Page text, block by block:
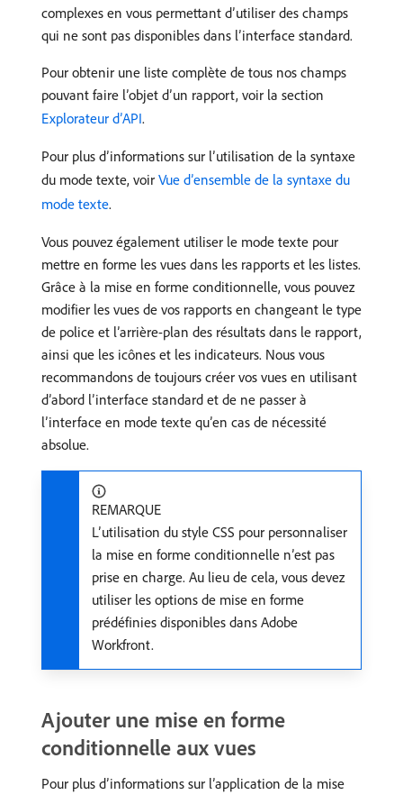
complexes en vous permettant d’utiliser des champs
qui ne sont pas disponibles dans l’interface standard.
Pour obtenir une liste complète de tous nos champs
pouvant faire l’objet d’un rapport, voir la section
Explorateur d’API.
Pour plus d’informations sur l’utilisation de la syntaxe
du mode texte, voir Vue d’ensemble de la syntaxe du
mode texte.
Vous pouvez également utiliser le mode texte pour
mettre en forme les vues dans les rapports et les listes.
Grâce à la mise en forme conditionnelle, vous pouvez
modifier les vues de vos rapports en changeant le type
de police et l’arrière-plan des résultats dans le rapport,
ainsi que les icônes et les indicateurs. Nous vous
recommandons de toujours créer vos vues en utilisant
d’abord l’interface standard et de ne passer à
l’interface en mode texte qu’en cas de nécessité
absolue.
REMARQUE
L’utilisation du style CSS pour personnaliser
la mise en forme conditionnelle n’est pas
prise en charge. Au lieu de cela, vous devez
utiliser les options de mise en forme
prédéfinies disponibles dans Adobe
Workfront.
Ajouter une mise en forme
conditionnelle aux vues
Pour plus d’informations sur l’application de la mise